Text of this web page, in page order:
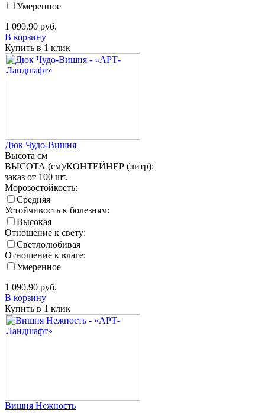
Умеренное
1 090.90 руб.
В корзину
Купить в 1 клик
Дюк Чудо-Вишня
Высота см
ВЫСОТА (см)/КОНТЕЙНЕР (литр):
заказ от 100 шт.
Морозостойкость:
Средняя
Устойчивость к болезням:
Высокая
Отношение к свету:
Светлолюбивая
Отношение к влаге:
Умеренное
1 090.90 руб.
В корзину
Купить в 1 клик
Вишня Нежность